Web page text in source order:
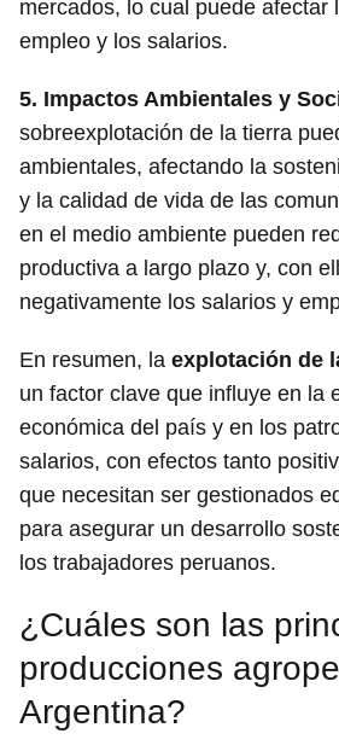
mercados, lo cual puede afectar
empleo y los salarios.
5. Impactos Ambientales y
sobreexplotación de la tierra
ambientales, afectando la
y la calidad de vida de las
en el medio ambiente pueden
productiva a largo plazo y, con
negativamente los salarios y
En resumen, la explotación de
un factor clave que influye en la
económica del país y en los
salarios, con efectos tanto
que necesitan ser gestionados
para asegurar un desarrollo
los trabajadores peruanos.
¿Cuáles son las
producciones
Argentina?